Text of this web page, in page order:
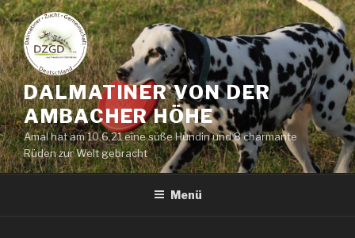
Zum
Inhalt
springen
DALMATINER VON DER
AMBACHER HÖHE
Amal hat am 10.6.21 eine süße Hündin und 8 charmante
Rüden zur Welt gebracht
Menü